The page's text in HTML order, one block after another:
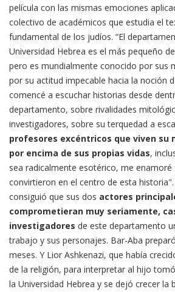
película con las mismas emociones
colectivo de académicos que estudia el
fundamental de los judíos. “El
Universidad Hebrea es el más pequeño
pero es mundialmente conocido por sus
por su actitud impecable hacia la noción
comencé a escuchar historias desde
departamento, sobre rivalidades
investigadores, sobre su terquedad a
profesores excéntricos que viven su
por encima de sus propias vidas,
sea radicalmente esotérico, me
convirtieron en el centro de esta historia".
consiguió que sus dos actores
comprometieran muy seriamente,
investigadores de este departamento
trabajo y sus personajes. Bar-Aba
meses. Y Lior Ashkenazi, que había
de la religión, para interpretar al hijo
la Universidad Hebrea y se dejó crecer la